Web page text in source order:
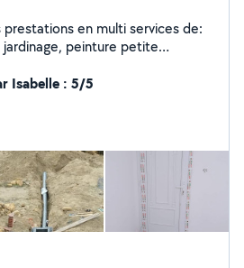
en multi services de:
peinture petite
Isabelle : 5/5